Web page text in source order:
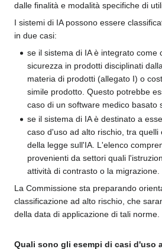
dalle finalità e modalità specifiche di
I sistemi di IA possono essere
in due casi:
se il sistema di IA è integrato come
sicurezza in prodotti disciplinati
materia di prodotti (allegato I) o
simile prodotto. Questo potrebbe
caso di un software medico basato
se il sistema di IA è destinato a
caso d'uso ad alto rischio, tra quelli
della legge sull'IA. L'elenco
provenienti da settori quali
attività di contrasto o la migrazione.
La Commissione sta preparando
classificazione ad alto rischio, che
della data di applicazione di tali norme.
Quali sono gli esempi di casi d'uso